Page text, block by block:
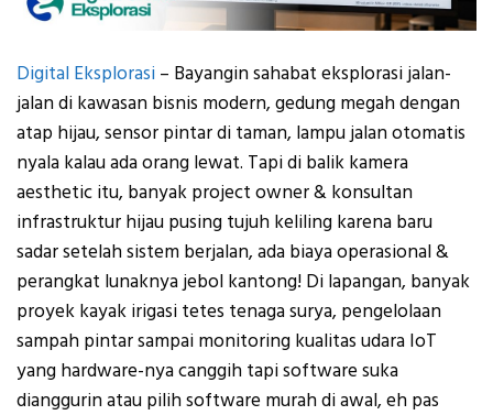
Digital Eksplorasi – Bayangin sahabat eksplorasi jalan-
jalan di kawasan bisnis modern, gedung megah dengan
atap hijau, sensor pintar di taman, lampu jalan otomatis
nyala kalau ada orang lewat. Tapi di balik kamera
aesthetic itu, banyak project owner & konsultan
infrastruktur hijau pusing tujuh keliling karena baru
sadar setelah sistem berjalan, ada biaya operasional &
perangkat lunaknya jebol kantong! Di lapangan, banyak
proyek kayak irigasi tetes tenaga surya, pengelolaan
sampah pintar sampai monitoring kualitas udara IoT
yang hardware-nya canggih tapi software suka
dianggurin atau pilih software murah di awal, eh pas